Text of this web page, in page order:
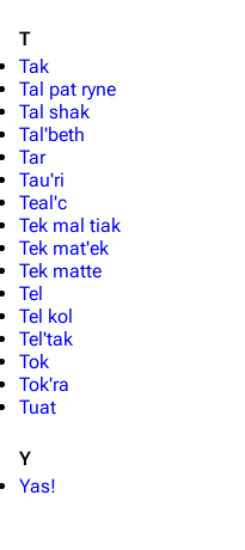
T
Tak
Tal pat ryne
Tal shak
Tal'beth
Tar
Tau'ri
Teal'c
Tek mal tiak
Tek mat'ek
Tek matte
Tel
Tel kol
Tel'tak
Tok
Tok'ra
Tuat
Y
Yas!